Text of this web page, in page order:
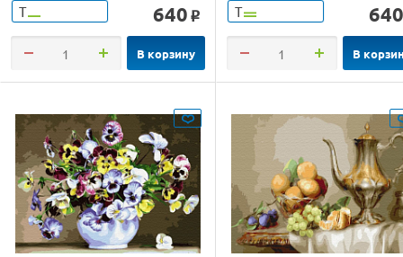
Т 640 o
В корзину
Т 640
В